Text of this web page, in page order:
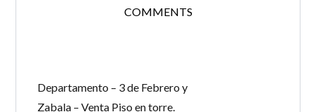
COMMENTS
Departamento – 3 de Febrero y
Zabala – Venta Piso en torre.